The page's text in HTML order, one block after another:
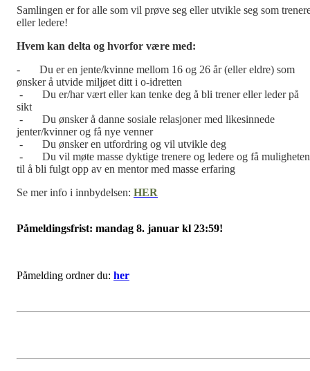
Samlingen er for alle som vil prøve seg eller utvikle seg som
eller ledere!
Hvem kan delta og hvorfor være med:
- Du er en jente/kvinne mellom 16 og 26 år (eller eldre) som
ønsker å utvide miljøet ditt i o-idretten
- Du er/har vært eller kan tenke deg å bli trener eller leder på
sikt
- Du ønsker å danne sosiale relasjoner med likesinnede
jenter/kvinner og få nye venner
- Du ønsker en utfordring og vil utvikle deg
- Du vil møte masse dyktige trenere og ledere og få muligheten
til å bli fulgt opp av en mentor med masse erfaring
Se mer info i innbydelsen: HER
Påmeldingsfrist: mandag 8. januar kl 23:59!
Påmelding ordner du: her